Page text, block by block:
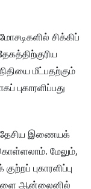
சிக்கிப்
மீட்பதற்கும்
புகாரளிப்பது
தேசிய இணையக்
மேலும்,
புகாரளிப்பு
ஆன்லைனில்